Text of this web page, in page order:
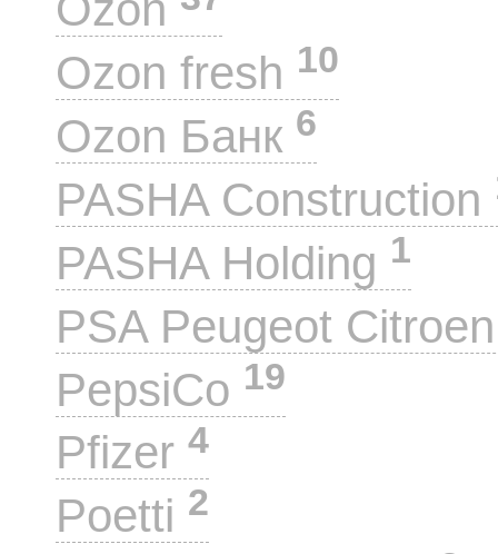
Ozon fresh 10
Ozon Банк 6
PASHA Construction
PASHA Holding 1
PSA Peugeot
PepsiCo 19
Pfizer 4
Poetti 2